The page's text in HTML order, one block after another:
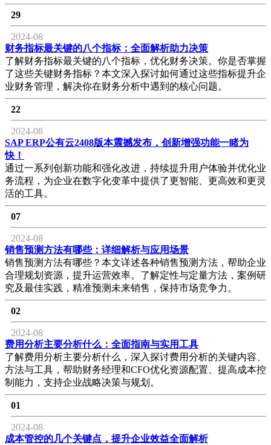
29
2024-08
财务指标最关键的八个指标：全面解析助力决策
了解财务指标最关键的八个指标，优化财务决策。你是否掌握
了这些关键财务指标？本文深入探讨如何通过这些指标提升企
业财务管理，解决你在财务分析中遇到的核心问题。
22
2024-08
SAP ERP公有云2408版本震撼发布，创新增强功能一睹为
快！
通过一系列创新功能和强化改进，持续提升用户体验并优化业
务流程，为企业在数字化变革中提供了更智能、更高效和更灵
活的工具。
07
2024-08
销售预测方法有哪些：详细解析与应用场景
销售预测方法有哪些？本文详述各种销售预测方法，帮助企业
合理规划资源，提升运营效率。了解定性与定量方法，案例研
究及最佳实践，精准预测未来销售，保持市场竞争力。
02
2024-08
费用分析主要分析什么：全面指南与实用工具
了解费用分析主要分析什么，深入探讨费用分析的关键内容、
方法与工具，帮助财务经理和CFO优化资源配置、提高成本控
制能力，支持企业战略决策与规划。
01
2024-08
成本管控的几个关键点，提升企业效益全面解析